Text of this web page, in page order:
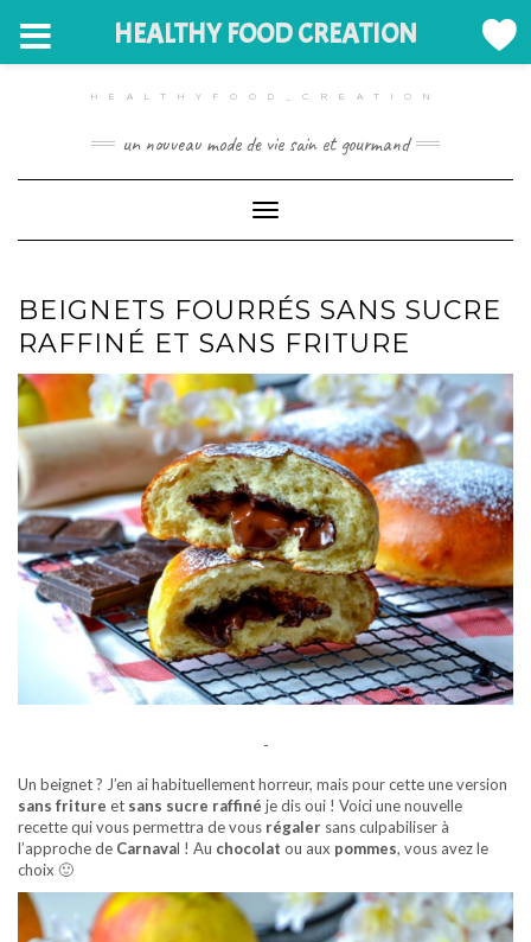
HEALTHYFOOD_CREATION
un nouveau mode de vie sain et gourmand
Toggle Navigation
BEIGNETS FOURRÉS SANS SUCRE
RAFFINÉ ET SANS FRITURE
-
Un beignet ? J’en ai habituellement horreur, mais pour cette une version
sans friture et sans sucre raffiné je dis oui ! Voici une nouvelle
recette qui vous permettra de vous régaler sans culpabiliser à
l’approche de Carnaval ! Au chocolat ou aux pommes, vous avez le
choix 🙂
HEALTHY FOOD CREATION